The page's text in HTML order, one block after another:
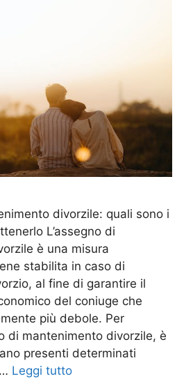
divorzile: quali sono i
L’assegno di
è una misura
stabilita in caso di
al fine di garantire il
del coniuge che
più debole. Per
di mantenimento divorzile, è
presenti determinati
Leggi tutto